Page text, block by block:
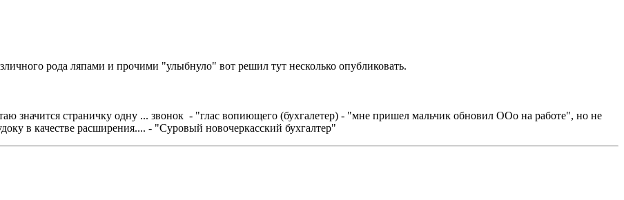
рода ляпами и прочими "улыбнуло" вот решил тут несколько опубликовать.
значится страничку одну ... звонок - "глас вопиющего (бухгалетер) - "мне пришел мальчик обновил OOo на работе", но не
в качестве расширения.... - "Суровый новочеркасский бухгалтер"